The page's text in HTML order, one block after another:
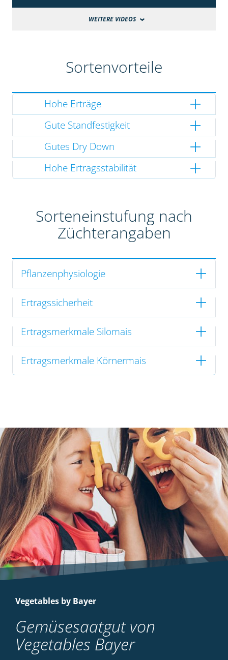
WEITERE VIDEOS
Sortenvorteile
Hohe Erträge
Gute Standfestigkeit
Gutes Dry Down
Hohe Ertragsstabilität
Sorteneinstufung nach
Züchterangaben
Pflanzenphysiologie
Ertragssicherheit
Ertragsmerkmale Silomais
Ertragsmerkmale Körnermais
Vegetables by Bayer
Gemüsesaatgut von
Vegetables Bayer